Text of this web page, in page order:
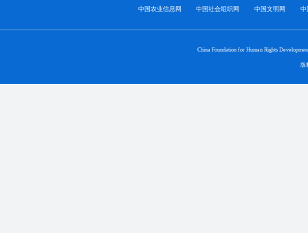
中国农业信息网 中国社会组织网 中国文明网 中
China Foundation for Human Rights
版